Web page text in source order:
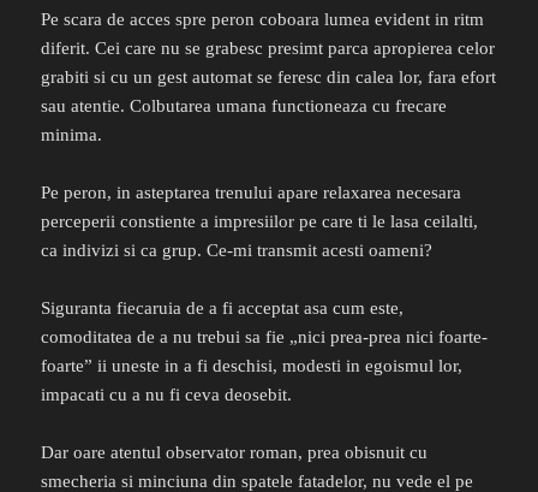
Pe scara de acces spre peron coboara lumea evident in ritm
diferit. Cei care nu se grabesc presimt parca apropierea celor
grabiti si cu un gest automat se feresc din calea lor, fara efort
sau atentie. Colbutarea umana functioneaza cu frecare
minima.
Pe peron, in asteptarea trenului apare relaxarea necesara
perceperii constiente a impresiilor pe care ti le lasa ceilalti,
ca indivizi si ca grup. Ce-mi transmit acesti oameni?
Siguranta fiecaruia de a fi acceptat asa cum este,
comoditatea de a nu trebui sa fie „nici prea-prea nici foarte-
foarte” ii uneste in a fi deschisi, modesti in egoismul lor,
impacati cu a nu fi ceva deosebit.
Dar oare atentul observator roman, prea obisnuit cu
smecheria si minciuna din spatele fatadelor, nu vede el pe